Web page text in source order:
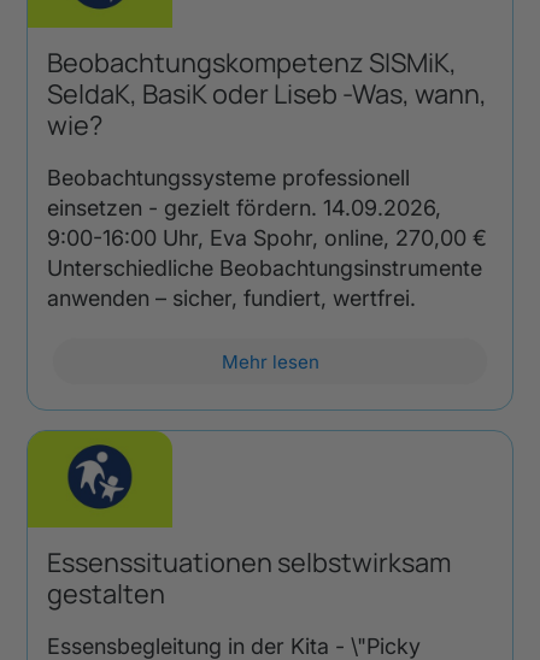
Beobachtungskompetenz SISMiK,
SeldaK, BasiK oder Liseb -Was, wann,
wie?
Beobachtungssysteme professionell
einsetzen - gezielt fördern. 14.09.2026,
9:00-16:00 Uhr, Eva Spohr, online, 270,00 €
Unterschiedliche Beobachtungsinstrumente
anwenden – sicher, fundiert, wertfrei.
Mehr lesen
Essenssituationen selbstwirksam
gestalten
Essensbegleitung in der Kita - \"Picky